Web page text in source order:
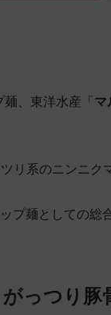
、東洋水産「 マ
リ系のニンニク
プ麺としての総
っつり豚